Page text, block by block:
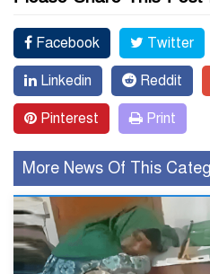
Facebook Twitter
Linkedin Reddit
Pinterest Print
More News Of This